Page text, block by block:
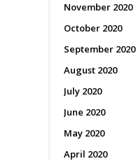
November 2020
October 2020
September 2020
August 2020
July 2020
June 2020
May 2020
April 2020